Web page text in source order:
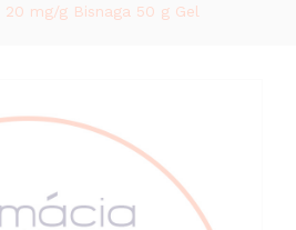
mg/g Bisnaga 50 g Gel